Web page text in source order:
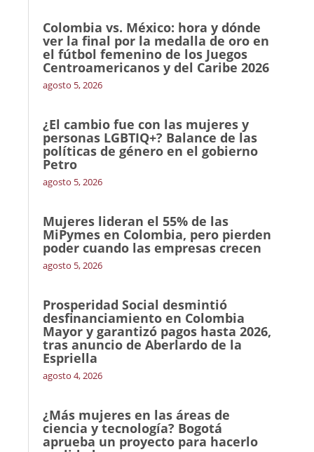
Colombia vs. México: hora y dónde
ver la final por la medalla de oro en
el fútbol femenino de los Juegos
Centroamericanos y del Caribe 2026
agosto 5, 2026
¿El cambio fue con las mujeres y
personas LGBTIQ+? Balance de las
políticas de género en el gobierno
Petro
agosto 5, 2026
Mujeres lideran el 55% de las
MiPymes en Colombia, pero pierden
poder cuando las empresas crecen
agosto 5, 2026
Prosperidad Social desmintió
desfinanciamiento en Colombia
Mayor y garantizó pagos hasta 2026,
tras anuncio de Aberlardo de la
Espriella
agosto 4, 2026
¿Más mujeres en las áreas de
ciencia y tecnología? Bogotá
aprueba un proyecto para hacerlo